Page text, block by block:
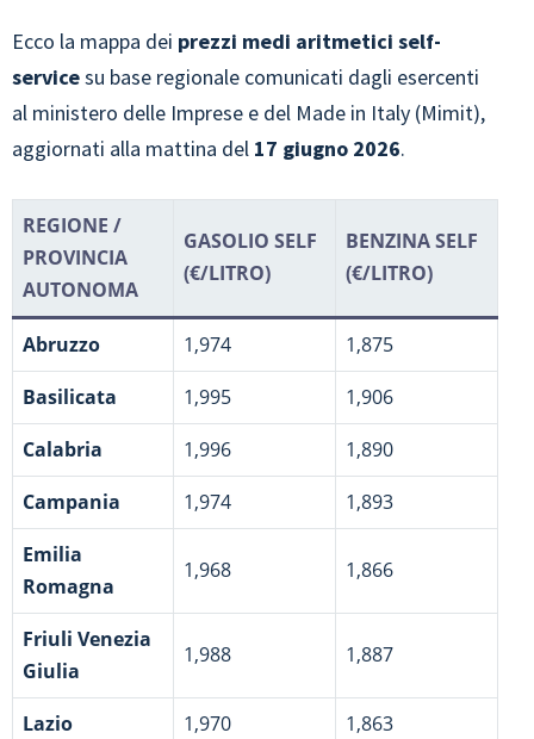
Ecco la mappa dei prezzi medi aritmetici self-
servicesu base regionale comunicati dagli esercenti
al ministero delle Imprese e del Made in Italy (Mimit),
aggiornati alla mattina del 17 giugno 2026.
REGIONE /
PROVINCIA
AUTONOMA
GASOLIO SELF
(€/LITRO)
BENZINA SELF
(€/LITRO)
Abruzzo 1,974
1,875
Basilicata
1,995
1,906
Calabria
1,996
1,890
Campania
1,974
1,893
Emilia
Romagna
1,968 1,866
Friuli Venezia
Giulia
1,988 1,887
Lazio 1,970 1,863